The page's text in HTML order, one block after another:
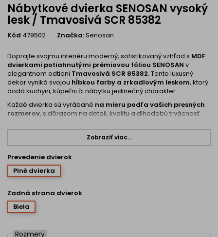
Nábytkové dvierka SENOSAN vysoký
lesk / Tmavosivá SCR 85382
Kód 479502 Značka:Senosan
Doprajte svojmu interiéru moderný, sofistikovaný vzhľad s MDF
dvierkami potiahnutými prémiovou fóliou SENOSAN v
elegantnom odtieni Tmavosivá SCR 85382. Tento luxusný
dekor vyniká svojou hĺbkou farby a zrkadlovým leskom, ktorý
dodá kuchyni, kúpeľni či nábytku jedinečný charakter.
Každé dvierka sú vyrábané na mieru podľa vašich presných
rozmerov, s dôrazom na detail, kvalitu a dlhodobú trvácnosť.
Vlastnosti produktu:
lesk
Elegantný tmavosivý odtieň s luxusným lesklým efektom pre
nadčasový moderný vzhľad.
Povrch odolný voči poškriabaniu
zachovanie krásneho vzhľadu.
Hrany opáskované ABS hranou (1 mm)
medzi hranou a plochou dvierok.
Zobraziť viac...
Prevedenie dvierok
Plné dvierka
Zadná strana dvierok
Biela
Rozmery